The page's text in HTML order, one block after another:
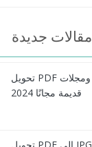
مقالات جديدة
تحويل PDF عمودي لنص: كتب ومجلات
قديمة مجانًا 2024